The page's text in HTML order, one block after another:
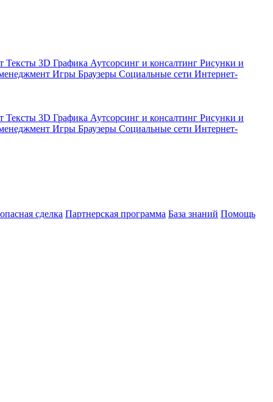
Тексты 3D Графика Аутсорсинг и консалтинг Рисунки и
Игры Браузеры Социальные сети Интернет-
Тексты 3D Графика Аутсорсинг и консалтинг Рисунки и
Игры Браузеры Социальные сети Интернет-
сделка Партнерская программа База знаний Помощь